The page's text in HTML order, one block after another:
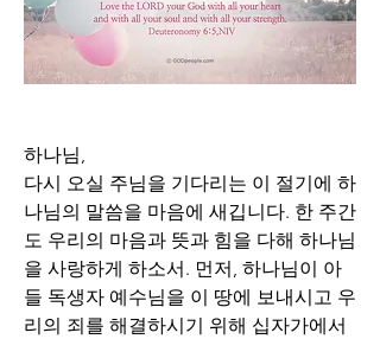
하나님,
다시 오실 주님을 기다리는 이 절기에 하
나님의 말씀을 마음에 새깁니다. 한 주간
도 우리의 마음과 뜻과 힘을 다해 하나님
을 사랑하게 하소서. 먼저, 하나님이 아
들 독생자 예수님을 이 땅에 보내시고 우
리의 죄를 해결하시기 위해 십자가에서